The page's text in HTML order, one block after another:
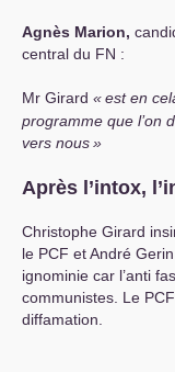
Agnès Marion,
central du FN :
Mr Girard «est en
programme que l’on
vers nous»
Après l’intox,
Christophe Girard
le PCF et André
ignominie car l’anti
communistes. Le PCF
diffamation.